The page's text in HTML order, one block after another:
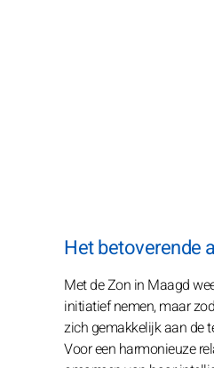
Het betoverende
Met de Zon in Maagd
initiatief nemen, maar
zich gemakkelijk aan de
Voor een harmonieuze